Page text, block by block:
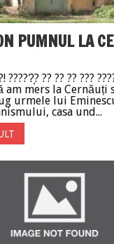
PUMNUL LA
?????̦? ?? ?? ?? ???
am mers la Cernăuți
urmele lui
casa und...